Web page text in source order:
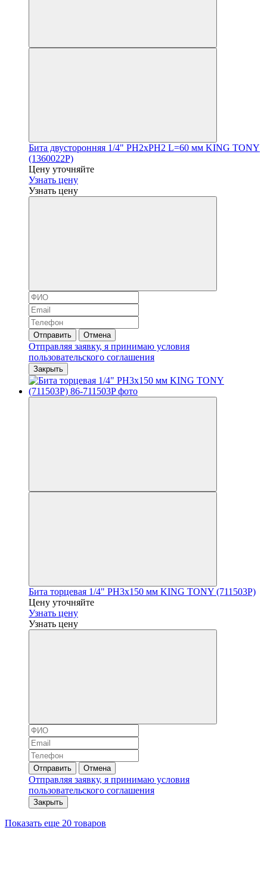
Бита двусторонняя 1/4" PH2хPH2 L=60 мм KING TONY
(1360022P)
Цену уточняйте
Узнать цену
Узнать цену
Отправить Отмена
Отправляя заявку, я принимаю условия
пользовательского соглашения
Закрыть
Бита торцевая 1/4" PH3х150 мм KING TONY (711503P)
Цену уточняйте
Узнать цену
Узнать цену
Отправить Отмена
Отправляя заявку, я принимаю условия
пользовательского соглашения
Закрыть
Показать еще 20 товаров